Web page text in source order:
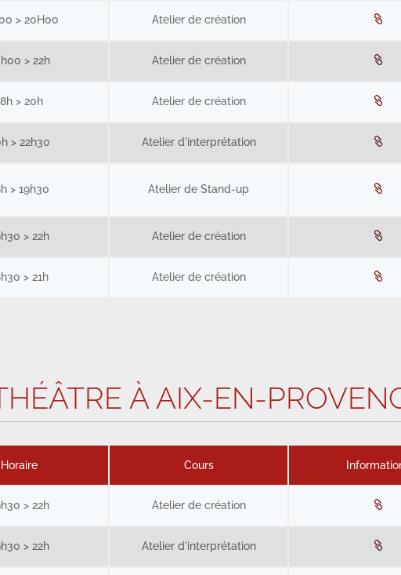
> 20H00 Atelier de création
> 22h Atelier de création
> 20h Atelier de création
> 22h30 Atelier d'interprétation
> 19h30 Atelier de Stand-up
> 22h Atelier de création
> 21h Atelier de création
À AIX-EN-
Horaire
> 22h
Cours
Atelier de création
> 22h Atelier d'interprétation